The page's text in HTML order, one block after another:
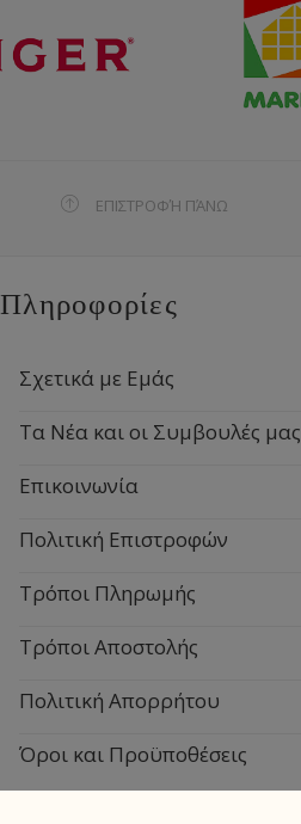
ΕΠΙΣΤΡΟΦΉ ΠΆΝΩ
Πληροφορίες
Σχετικά με Εμάς
Τα Νέα και οι Συμβουλές μας
Επικοινωνία
Πολιτική Επιστροφών
Τρόποι Πληρωμής
Τρόποι Αποστολής
Πολιτική Απορρήτου
Όροι και Προϋποθέσεις